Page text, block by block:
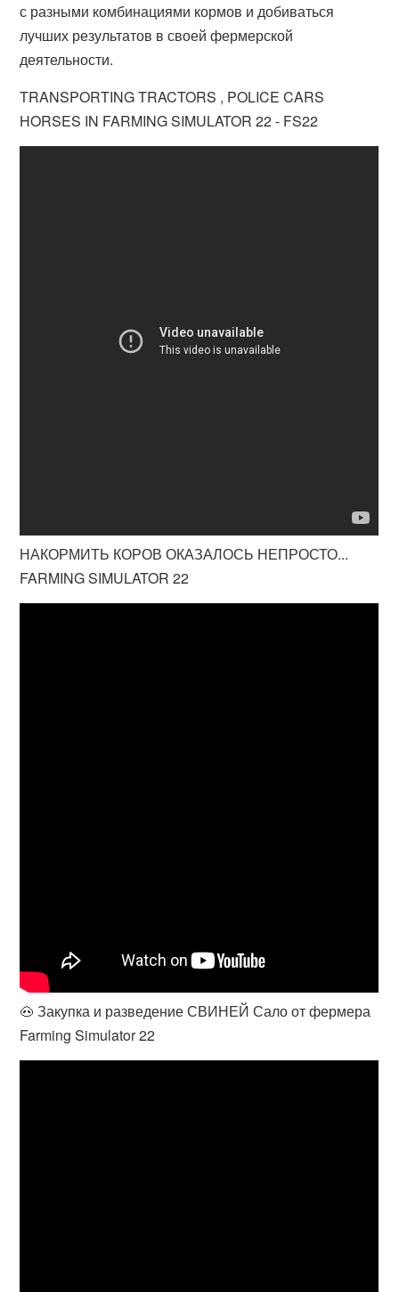
с разными комбинациями кормов и добиваться
лучших результатов в своей фермерской
деятельности.
TRANSPORTING TRACTORS , POLICE CARS
HORSES IN FARMING SIMULATOR 22 - FS22
НАКОРМИТЬ КОРОВ ОКАЗАЛОСЬ НЕПРОСТО...
FARMING SIMULATOR 22
🐽 Закупка и разведение СВИНЕЙ Сало от фермера
Farming Simulator 22